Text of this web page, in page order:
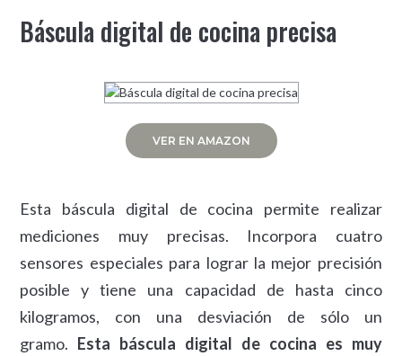
Báscula digital de cocina precisa
VER EN AMAZON
Esta báscula digital de cocina permite realizar
mediciones muy precisas. Incorpora cuatro
sensores especiales para lograr la mejor precisión
posible y tiene una capacidad de hasta cinco
kilogramos, con una desviación de sólo un
gramo. Esta báscula digital de cocina es muy